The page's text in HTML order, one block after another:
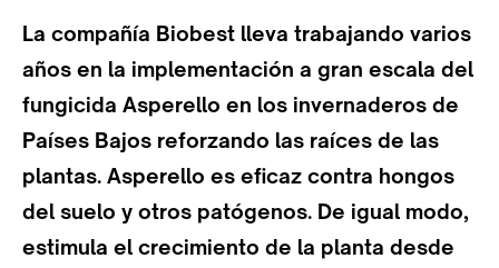
La compañía Biobest lleva trabajando varios
años en la implementación a gran escala del
fungicida Asperello en los invernaderos de
Países Bajos reforzando las raíces de las
plantas. Asperello es eficaz contra hongos
del suelo y otros patógenos. De igual modo,
estimula el crecimiento de la planta desde